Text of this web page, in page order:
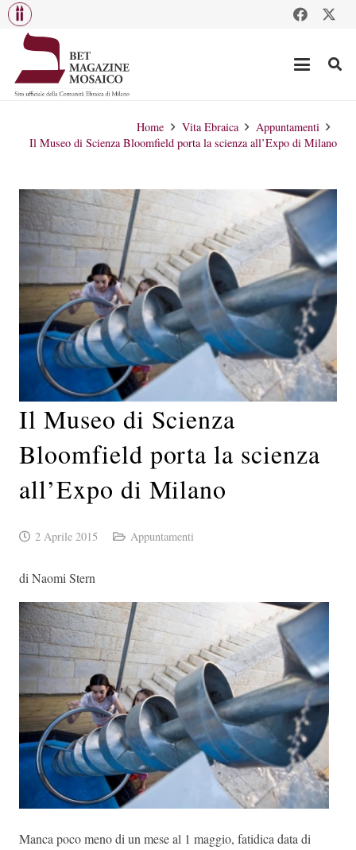
Home Vita Ebraica
Appuntamenti
Il Museo di Scienza Bloomfield porta la scienza all’Expo di Milano
Il Museo di Scienza
Bloomfield porta la scienza
all’Expo di Milano
2 Aprile 2015 Appuntamenti
di Naomi Stern
Manca poco meno di un mese al 1 maggio, fatidica data di